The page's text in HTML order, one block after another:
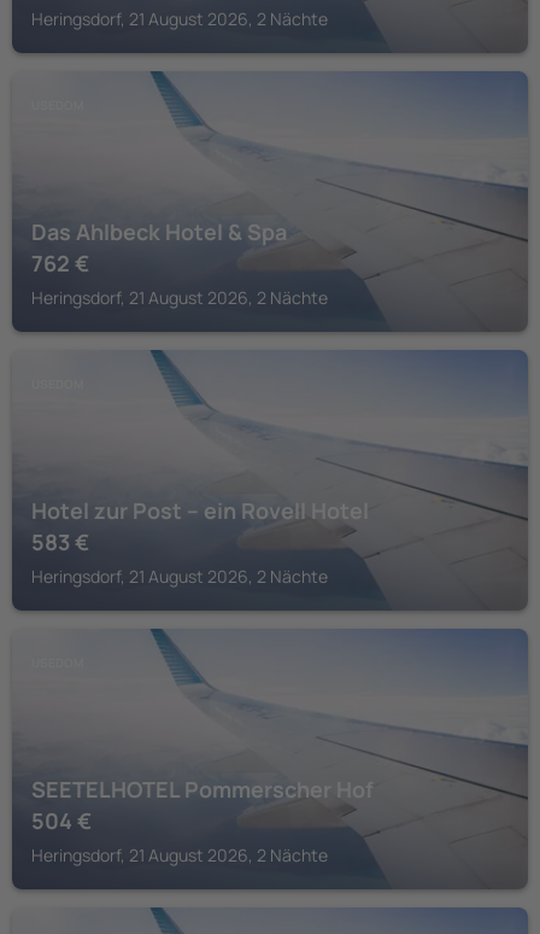
Heringsdorf, 21 August 2026, 2 Nächte
Das Ahlbeck Hotel & Spa
762 €
Heringsdorf, 21 August 2026, 2 Nächte
Hotel zur Post – ein Rovell Hotel
583 €
Heringsdorf, 21 August 2026, 2 Nächte
SEETELHOTEL Pommerscher Hof
504 €
Heringsdorf, 21 August 2026, 2 Nächte